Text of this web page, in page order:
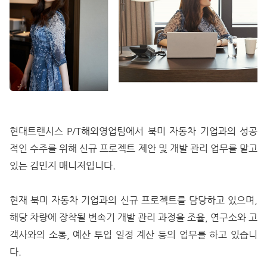
현대트랜시스 P/T해외영업팀에서 북미 자동차 기업과의 성공
적인 수주를 위해 신규 프로젝트 제안 및 개발 관리 업무를 맡고
있는 김민지 매니저입니다.
현재 북미 자동차 기업과의 신규 프로젝트를 담당하고 있으며,
해당 차량에 장착될 변속기 개발 관리 과정을 조율, 연구소와 고
객사와의 소통, 예산 투입 일정 계산 등의 업무를 하고 있습니
다.